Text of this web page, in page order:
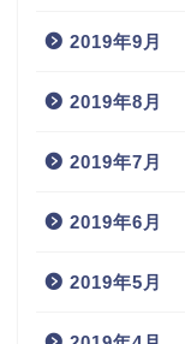
2019年9月
2019年8月
2019年7月
2019年6月
2019年5月